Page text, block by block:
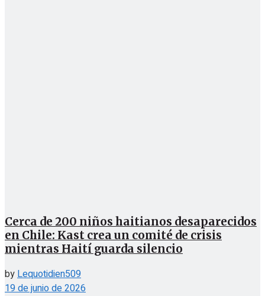
Cerca de 200 niños haitianos desaparecidos
en Chile: Kast crea un comité de crisis
mientras Haití guarda silencio
by Lequotidien509
19 de junio de 2026